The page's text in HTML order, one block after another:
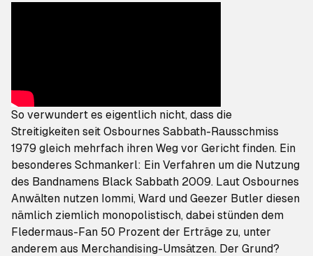
So verwundert es eigentlich nicht, dass die
Streitigkeiten seit Osbournes Sabbath-Rausschmiss
1979 gleich mehrfach ihren Weg vor Gericht finden. Ein
besonderes Schmankerl: Ein Verfahren um die Nutzung
des Bandnamens Black Sabbath 2009. Laut Osbournes
Anwälten nutzen Iommi, Ward und Geezer Butler diesen
nämlich ziemlich monopolistisch, dabei stünden dem
Fledermaus-Fan 50 Prozent der Erträge zu, unter
anderem aus Merchandising-Umsätzen. Der Grund?